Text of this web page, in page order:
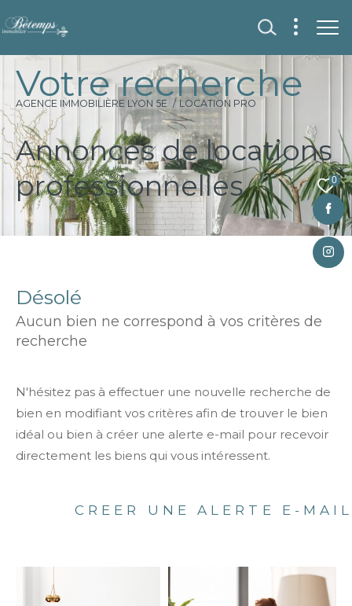
Fr
0
Votre recherche
AGENCE IMMOBILIÈRE LYON 5E LOCATION PRO
Annonces de locations
professionnelles
Désolé
Aucun bien ne correspond à vos critères de
recherche
N'hésitez pas à effectuer une nouvelle recherche de
bien en modifiant vos critères afin de trouver le bien
idéal ou bien à créer une alerte e-mail pour recevoir
directement les biens qui vous intéressent.
CREER UNE ALERTE E-